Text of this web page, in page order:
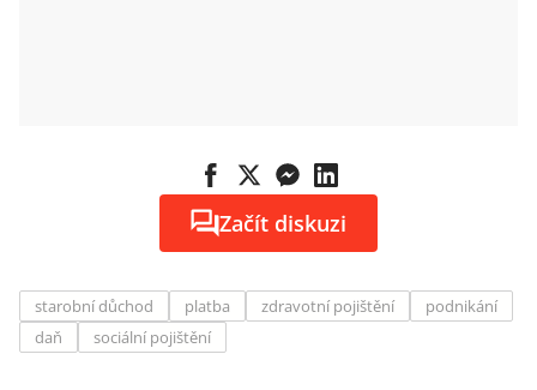
Začít diskuzi
starobní důchod platba zdravotní pojištění
podnikání
daň
sociální pojištění